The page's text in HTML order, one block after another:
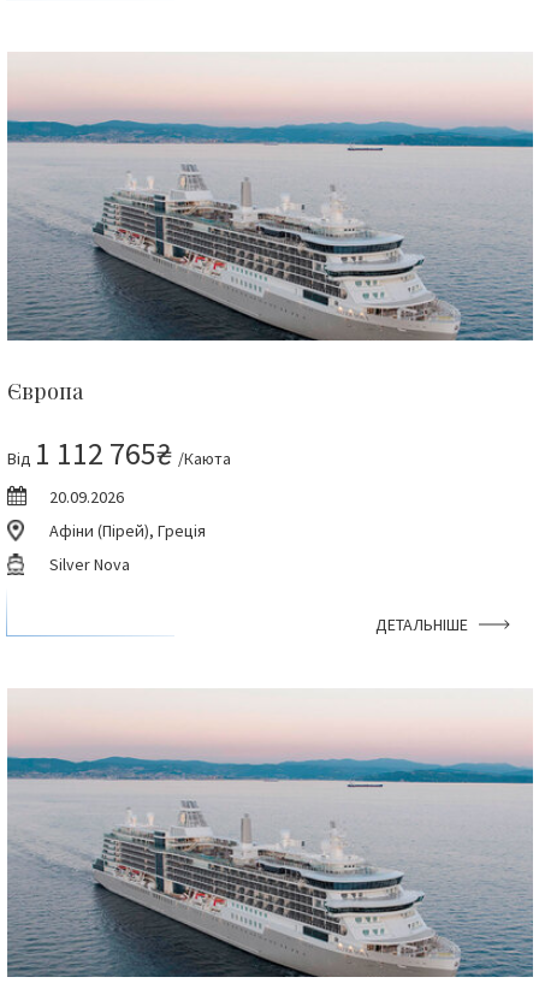
Європа
Від 1 112 765₴ /Каюта
20.09.2026
Афіни (Пірей), Греція
Silver Nova
ДЕТАЛЬНІШЕ